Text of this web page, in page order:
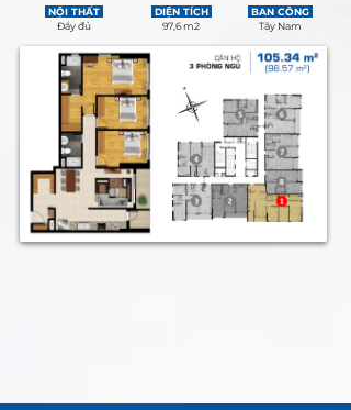
NỘI THẤT
Đầy đủ
DIỆN TÍCH
97,6 m2
BAN CÔNG
Tây Nam